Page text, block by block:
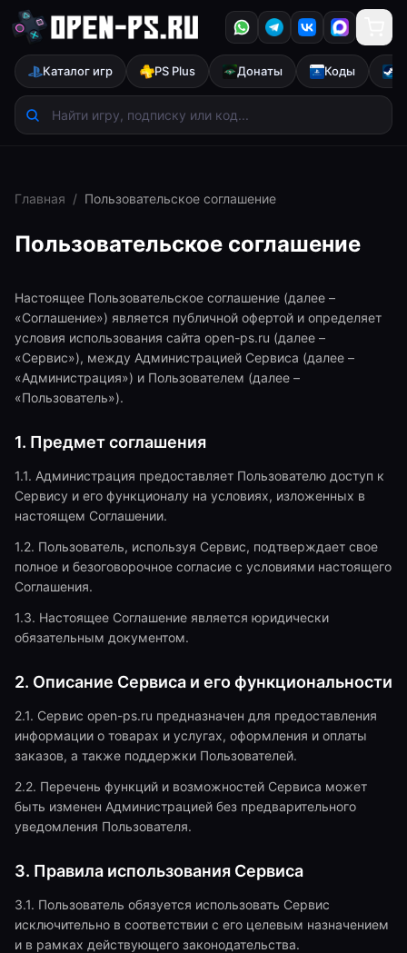
Каталог игр PS Plus Донаты Коды
Главная / Пользовательское соглашение
Пользовательское соглашение
Настоящее Пользовательское соглашение (далее –
«Соглашение») является публичной офертой и определяет
условия использования сайта open-ps.ru (далее –
«Сервис»), между Администрацией Сервиса (далее –
«Администрация») и Пользователем (далее –
«Пользователь»).
1. Предмет соглашения
1.1. Администрация предоставляет Пользователю доступ к
Сервису и его функционалу на условиях, изложенных в
настоящем Соглашении.
1.2. Пользователь, используя Сервис, подтверждает свое
полное и безоговорочное согласие с условиями настоящего
Соглашения.
1.3. Настоящее Соглашение является юридически
обязательным документом.
2. Описание Сервиса и его функциональности
2.1. Сервис open-ps.ru предназначен для предоставления
информации о товарах и услугах, оформления и оплаты
заказов, а также поддержки Пользователей.
2.2. Перечень функций и возможностей Сервиса может
быть изменен Администрацией без предварительного
уведомления Пользователя.
3. Правила использования Сервиса
3.1. Пользователь обязуется использовать Сервис
исключительно в соответствии с его целевым назначением
и в рамках действующего законодательства.